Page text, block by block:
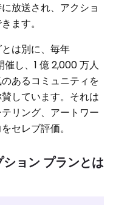
放送され、アクショ
ます。
は別に、毎年
し、1 億 2,000 万人
あるコミュニティを
しています。それは
リング、アートワー
セレブ評価。
ョン プランとは